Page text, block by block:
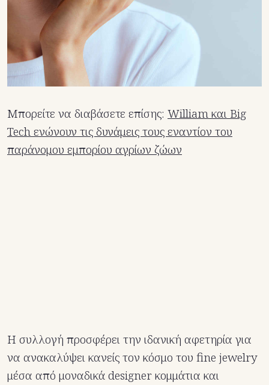
Μπορείτε να διαβάσετε επίσης: William και Big
Tech ενώνουν τις δυνάμεις τους εναντίον του
παράνομου εμπορίου αγρίων ζώων
Η συλλογή προσφέρει την ιδανική αφετηρία για
να ανακαλύψει κανείς τον κόσμο του fine jewelry
μέσα από μοναδικά designer κομμάτια και